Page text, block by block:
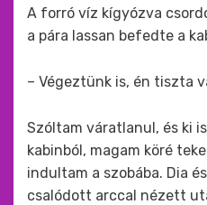
A forró víz kígyózva
a pára lassan befedte a
– Végeztünk is, én tiszta
Szóltam váratlanul, és ki
kabinból, magam köré
indultam a szobába. Dia
csalódott arccal nézett